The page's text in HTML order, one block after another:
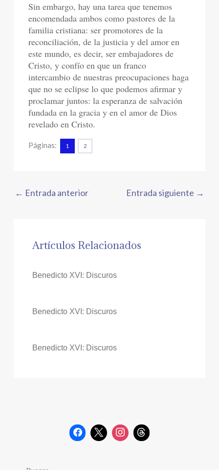
Sin embargo, hay una tarea que tenemos
encomendada ambos como pastores de la
familia cristiana: ser promotores de la
reconciliación, de la justicia y del amor en
este mundo, es decir, ser embajadores de
Cristo, y confío en que un franco
intercambio de nuestras preocupaciones haga
que no se eclipse lo que podemos afirmar y
proclamar juntos: la esperanza de salvación
fundada en la gracia y en el amor de Dios
revelado en Cristo.
Páginas: 1 2
← Entrada anterior Entrada siguiente →
Artículos Relacionados
Benedicto XVI: Discuros
Benedicto XVI: Discuros
Benedicto XVI: Discuros